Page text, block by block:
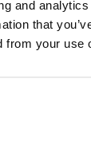
and
that
from your use
1721-184K